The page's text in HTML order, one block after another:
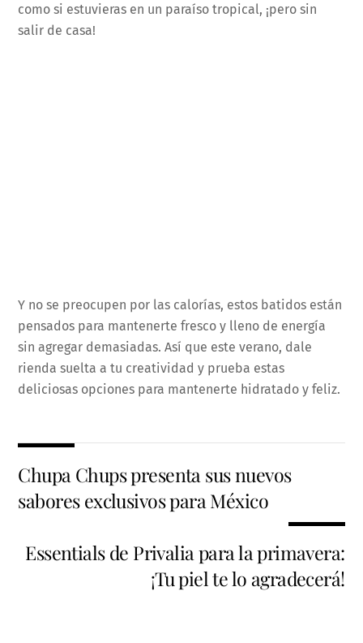
como si estuvieras en un paraíso tropical, ¡pero sin
salir de casa!
Y no se preocupen por las calorías, estos batidos están
pensados para mantenerte fresco y lleno de energía
sin agregar demasiadas. Así que este verano, dale
rienda suelta a tu creatividad y prueba estas
deliciosas opciones para mantenerte hidratado y feliz.
Chupa Chups presenta sus nuevos
sabores exclusivos para México
Essentials de Privalia para la primavera:
¡Tu piel te lo agradecerá!